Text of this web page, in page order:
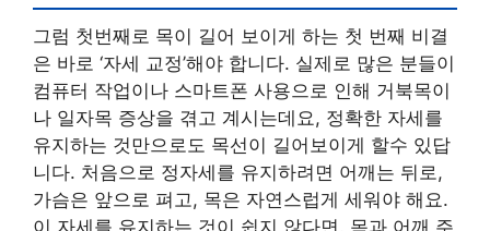
그럼 첫번째로 목이 길어 보이게 하는 첫 번째 비결
은 바로 ‘자세 교정’해야 합니다. 실제로 많은 분들이
컴퓨터 작업이나 스마트폰 사용으로 인해 거북목이
나 일자목 증상을 겪고 계시는데요, 정확한 자세를
유지하는 것만으로도 목선이 길어보이게 할수 있답
니다. 처음으로 정자세를 유지하려면 어깨는 뒤로,
가슴은 앞으로 펴고, 목은 자연스럽게 세워야 해요.
이 자세를 유지하는 것이 쉽지 않다면, 목과 어깨 주